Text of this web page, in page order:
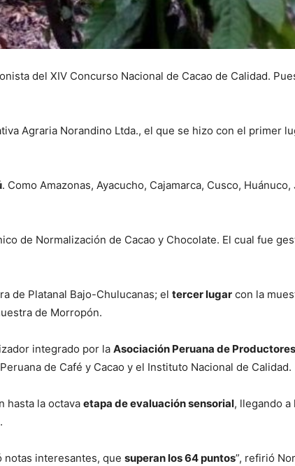
del XIV Concurso Nacional de Cacao de Calidad.
Agraria Norandino Ltda., el que se hizo con el primer
. Como Amazonas, Ayacucho, Cajamarca, Cusco, Huánuco,
de Normalización de Cacao y Chocolate. El cual fue
de Platanal Bajo-Chulucanas; el tercer lugar con la
de Morropón.
integrado por la Asociación Peruana de
de Café y Cacao y el Instituto Nacional de Calidad.
hasta la octava etapa de evaluación sensorial, llegando a
notas interesantes, que superan los 64 puntos”, refirió